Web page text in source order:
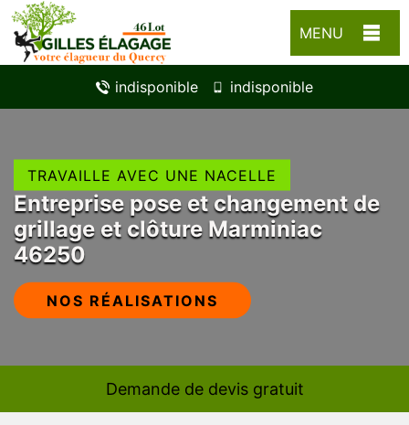
MENU
indisponible indisponible
TRAVAILLE AVEC UNE NACELLE
Entreprise pose et changement de
grillage et clôture Marminiac
46250
NOS RÉALISATIONS
Demande de devis gratuit